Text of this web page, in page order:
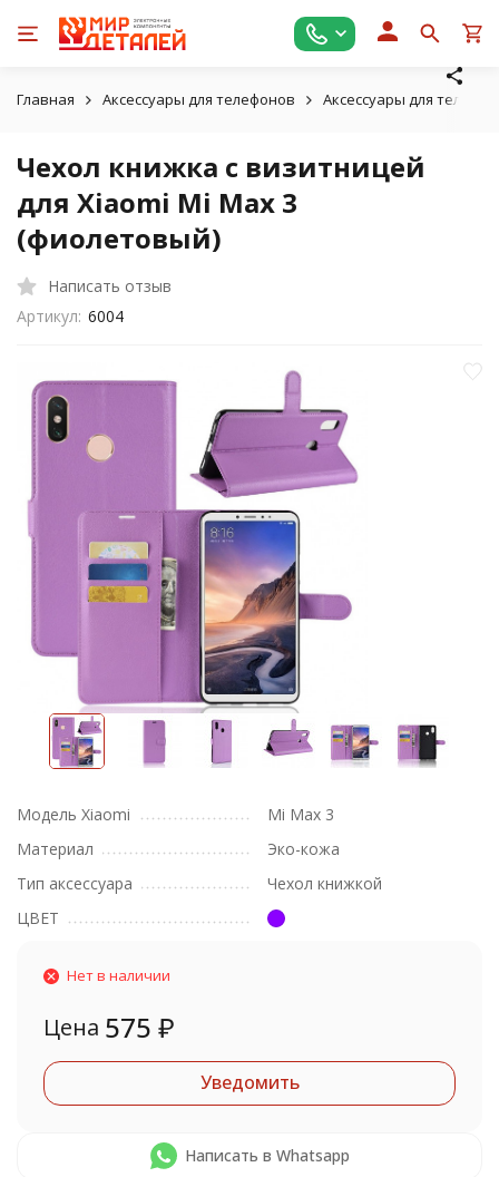
Главная Аксессуары для телефонов Аксессуары для
Чехол книжка с визитницей
для Xiaomi Mi Max 3
(фиолетовый)
Написать отзыв
Артикул: 6004
Модель Xiaomi
Mi Max 3
Материал
Эко-кожа
Тип аксессуара
Чехол книжкой
ЦВЕТ
Нет в наличии
Цена 575 ₽
Уведомить
Написать в Whatsapp